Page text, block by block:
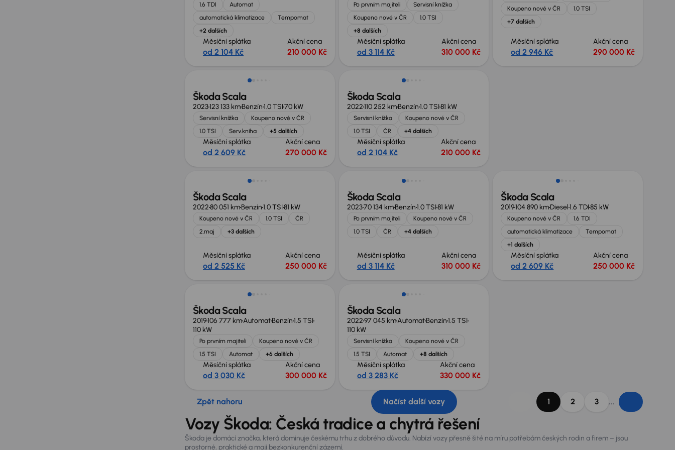
1.6 TDI
Automat
automatická klimatizace
Tempomat
+2 dalších
Měsíční splátka
od 2 104 Kč
Akční cena
210 000 Kč
Po prvním majiteli
Servisní knížka
Koupeno nové v ČR
1.0 TSI
+8 dalších
Měsíční splátka
od 3 114 Kč
Akční cena
310 000 Kč
Koupeno nové v ČR
1.0 TSI
+7 dalších
Měsíční splátka
od 2 946 Kč
Akční cena
290 000 Kč
Možnost odpočtu DPH
Škoda Scala
2023123 133 kmBenzín1.0 TSI70 kW
Servisní knížka
Koupeno nové v ČR
1.0 TSI
Serv.kniha +5 dalších
Měsíční splátka
od 2 609 Kč
Akční cena
270 000 Kč
Škoda Scala
2022110 252 kmBenzín1.0 TSI81 kW
Servisní knížka
Koupeno nové v ČR
1.0 TSI
ČR +4 dalších
Měsíční splátka
od 2 104 Kč
Akční cena
210 000 Kč
Škoda Scala
202280 051 kmBenzín1.0 TSI81 kW
Koupeno nové v ČR 1.0 TSI
ČR
2.maj
+3 dalších
Měsíční splátka
od 2 525 Kč
Akční cena
250 000 Kč
Zlevněno o 10 000 Kč
Škoda Scala
202370 134 kmBenzín1.0 TSI81 kW
Po prvním majiteli
Koupeno nové v ČR
1.0 TSI
ČR +4 dalších
Měsíční splátka
od 3 114 Kč
Akční cena
310 000 Kč
Škoda Scala
2019104 890 kmDiesel1.6 TDI85 kW
Koupeno nové v ČR
1.6 TDI
automatická klimatizace
Tempomat
+1 dalších
Měsíční splátka
od 2 609 Kč
Akční cena
250 000 Kč
Škoda Scala
2019106 777 kmAutomatBenzín1.5 TSI
110 kW
Po prvním majiteli
Koupeno nové v ČR
1.5 TSI
Automat +6 dalších
Měsíční splátka
od 3 030 Kč
Akční cena
300 000 Kč
Zlevněno o 10 000 Kč
Škoda Scala
202297 045 kmAutomatBenzín1.5 TSI
110 kW
Servisní knížka
Koupeno nové v ČR
1.5 TSI
Automat +8 dalších
Měsíční splátka
od 3 283 Kč
Akční cena
330 000 Kč
Zpět nahoru Načíst další vozy 1 2 3 ...
Vozy Škoda: Česká tradice a chytrá řešení
Škoda je domácí značka, která dominuje českému trhu z dobrého důvodu. Nabízí vozy přesně šité na míru potřebám českých rodin a firem – jsou
prostorné, praktické a mají bezkonkurenční zázemí.